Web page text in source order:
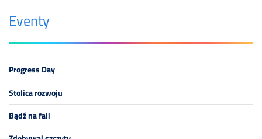
Eventy
Progress Day
Stolica rozwoju
Bądź na fali